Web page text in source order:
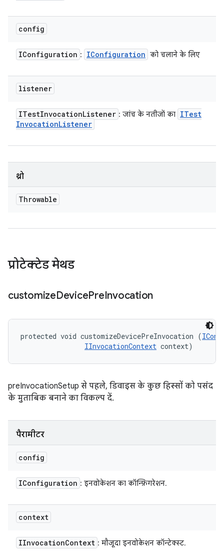
config
IConfiguration : IConfiguration को चलाने के लिए
listener
ITestInvocationListener : जांच के नतीजों का ITest
InvocationListener
थ्रो
Throwable
प्रोटेक्टेड मेथड
customizeDevicePreInvocation
protected void customizeDevicePreInvocation (
IInvocationContext context)
preInvocationSetup से पहले, डिवाइस के कुछ हिस्सों को पसंद
के मुताबिक बनाने का विकल्प दें.
पैरामीटर
config
IConfiguration : इनवोकेशन का कॉन्फ़िगरेशन.
context
IInvocationContext : मौजूदा इनवोकेशन कॉन्टेक्स्ट.